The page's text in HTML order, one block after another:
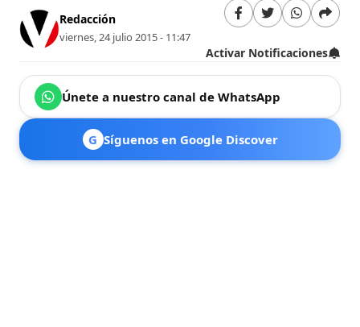
Redacción
viernes, 24 julio 2015 - 11:47
Activar Notificaciones
Únete a nuestro canal de WhatsApp
G Síguenos en Google Discover